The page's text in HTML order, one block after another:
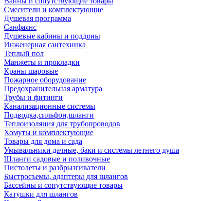
Смесители и комплектующие
Душевая программа
Санфаянс
Душевые кабины и поддоны
Инженерная сантехника
Теплый пол
Манжеты и прокладки
Краны шаровые
Пожарное оборудование
Предохранительная арматура
Трубы и фитинги
Канализационные системы
Подводка,сильфон,шланги
Теплоизоляция для трубопроводов
Хомуты и комплектующие
Товары для дома и сада
Умывальники дачные, баки и системы летнего душа
Шланги садовые и поливочные
Пистолеты и разбрызгиватели
Быстросъемы, адаптеры для шлангов
Бассейны и сопутствующие товары
Катушки для шлангов